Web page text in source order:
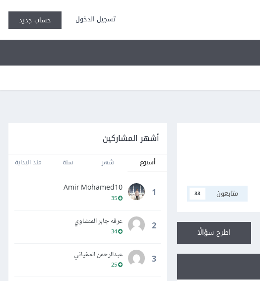
تسجيل الدخول حساب جديد
متابعون 33
اطرح سؤالًا
أشهر المشاركين
أسبوع شهر سنة منذ البداية
1
Amir Mohamed10
2 عرفه جابر المنشاوي
3 عبدالرحمن السفياني